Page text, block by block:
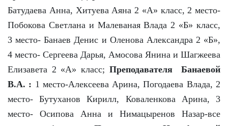
Батудаева Анна, Хитуева Аяна 2 «А» класс, 2 место-
Побокова Светлана и Малеваная Влада 2 «Б» класс,
3 место- Банаев Денис и Оленова Александра 2 «Б»,
4 место- Сергеева Дарья, Амосова Янина и Шагжеева
Елизавета 2 «А» класс; Преподавателя Банаевой
В.А. : 1 место-Алексеева Арина, Погодаева Влада, 2
место- Бутуханов Кирилл, Коваленкова Арина, 3
место- Осипова Анна и Нимацыренов Назар-все